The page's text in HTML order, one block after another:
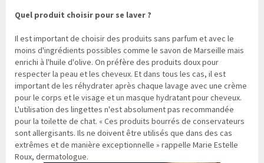
Quel produit choisir pour se laver ?
Il est important de choisir des produits sans parfum et avec le
moins d'ingrédients possibles comme le savon de Marseille mais
enrichi à l'huile d'olive. On préfère des produits doux pour
respecter la peau et les cheveux. Et dans tous les cas, il est
important de les réhydrater après chaque lavage avec une crème
pour le corps et le visage et un masque hydratant pour cheveux.
L'utilisation des lingettes n'est absolument pas recommandée
pour la toilette de chat. « Ces produits bourrés de conservateurs
sont allergisants. Ils ne doivent être utilisés que dans des cas
extrêmes et de manière exceptionnelle » rappelle Marie Estelle
Roux, dermatologue.